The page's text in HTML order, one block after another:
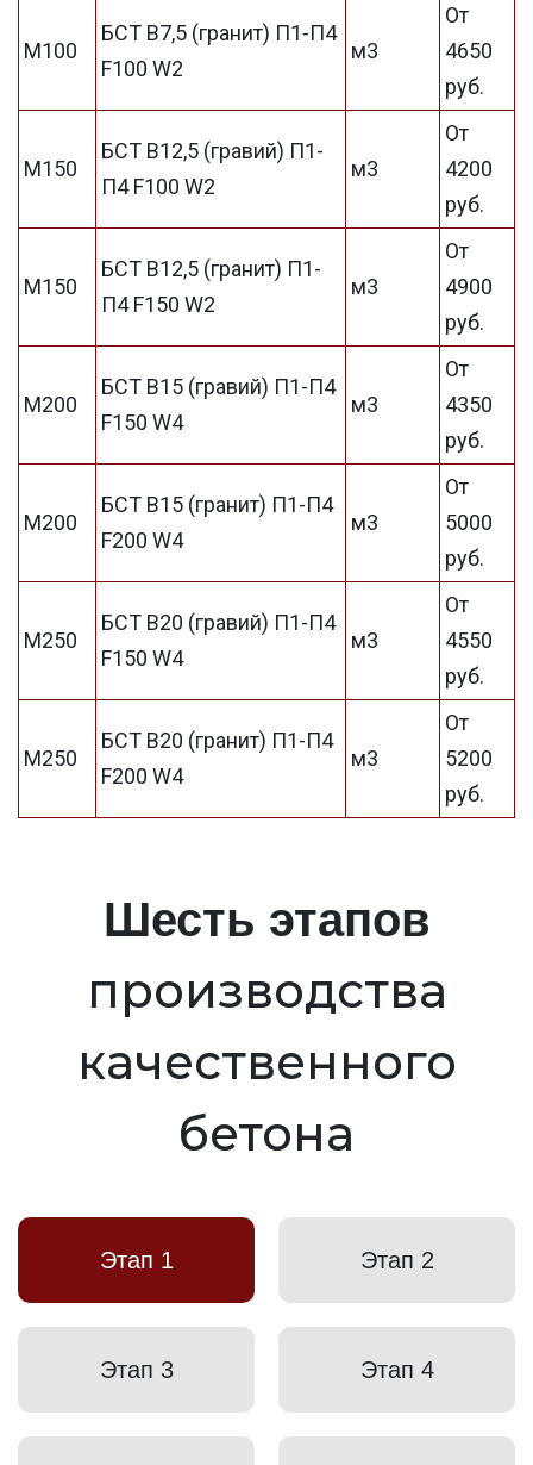
М100
БСТ В7,5 (гранит) П1-П4
F100 W2
м3
От
4650
руб.
М150
БСТ В12,5 (гравий) П1-
П4 F100 W2
м3
От
4200
руб.
М150
БСТ В12,5 (гранит) П1-
П4 F150 W2
м3
От
4900
руб.
М200
БСТ В15 (гравий) П1-П4
F150 W4
м3
От
4350
руб.
М200
БСТ В15 (гранит) П1-П4
F200 W4
м3
От
5000
руб.
М250
БСТ В20 (гравий) П1-П4
F150 W4
м3
От
4550
руб.
М250
БСТ В20 (гранит) П1-П4
F200 W4
м3
От
5200
руб.
Шесть этапов
производства
качественного
бетона
Этап 1 Этап 2
Этап 3 Этап 4